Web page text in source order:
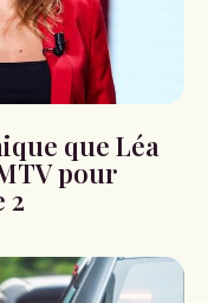
que Léa
pour
2